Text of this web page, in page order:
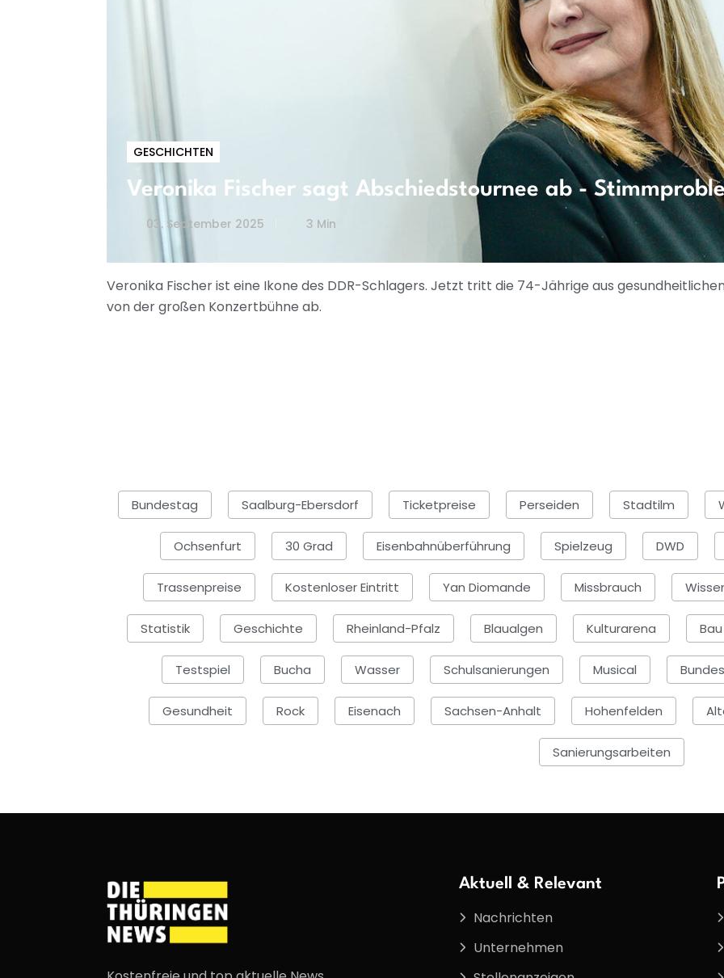
GESCHICHTEN
Veronika Fischer sagt Abschiedstournee ab -
03. September 2025 3 Min
Veronika Fischer ist eine Ikone des DDR-Schlagers. Jetzt tritt die 74-Jährige aus
von der großen Konzertbühne ab.
Bundestag Saalburg-Ebersdorf Ticketpreise Perseiden Stadtilm
Ochsenfurt 30 Grad Eisenbahnüberführung Spielzeug DWD
Trassenpreise Kostenloser Eintritt Yan Diomande Missbrauch
Statistik Geschichte Rheinland-Pfalz Blaualgen Kulturarena Bau
Testspiel Bucha Wasser Schulsanierungen Musical
Gesundheit Rock Eisenach Sachsen-Anhalt Hohenfelden
Sanierungsarbeiten
Aktuell & Relevant
Nachrichten
Unternehmen